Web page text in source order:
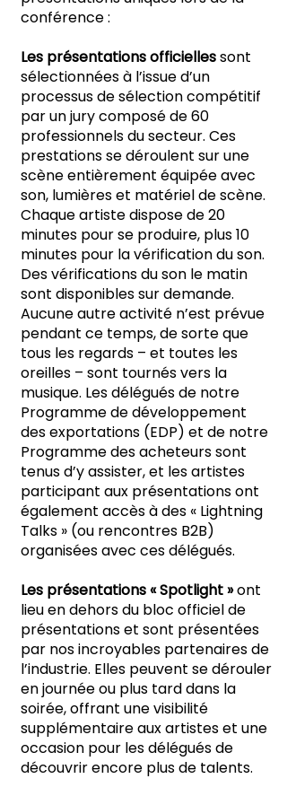
conférence :
Les présentations officiellessont
sélectionnées à l’issue d’un
processus de sélection compétitif
par un jury composé de 60
professionnels du secteur. Ces
prestations se déroulent sur une
scène entièrement équipée avec
son, lumières et matériel de scène.
Chaque artiste dispose de 20
minutes pour se produire, plus 10
minutes pour la vérification du son.
Des vérifications du son le matin
sont disponibles sur demande.
Aucune autre activité n’est prévue
pendant ce temps, de sorte que
tous les regards – et toutes les
oreilles – sont tournés vers la
musique. Les délégués de notre
Programme de développement
des exportations (EDP) et de notre
Programme des acheteurs sont
tenus d’y assister, et les artistes
participant aux présentations ont
également accès à des « Lightning
Talks » (ou rencontres B2B)
organisées avec ces délégués.
Les présentations « Spotlight »ont
lieu en dehors du bloc officiel de
présentations et sont présentées
par nos incroyables partenaires de
l’industrie. Elles peuvent se dérouler
en journée ou plus tard dans la
soirée, offrant une visibilité
supplémentaire aux artistes et une
occasion pour les délégués de
découvrir encore plus de talents.